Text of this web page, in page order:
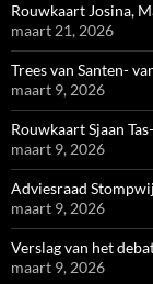
Rouwkaart Josina,
maart 21, 2026
Trees van Santen-
maart 9, 2026
Rouwkaart Sjaan
maart 9, 2026
Adviesraad
maart 9, 2026
Verslag van het
maart 9, 2026